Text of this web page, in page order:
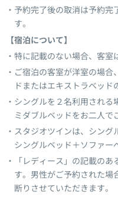
予約完了後の取消は予約完
す。
【宿泊について】
特に記載のない場合、客室
ご宿泊の客室が洋室の場合
ドまたはエキストラベッド
シングルを２名利用される
ミダブルベッドをお二人で
スタジオツインは、シング
シングルベッド＋ソファー
「レディース」の記載の
す。男性がご予約された場
断りさせていただきます。